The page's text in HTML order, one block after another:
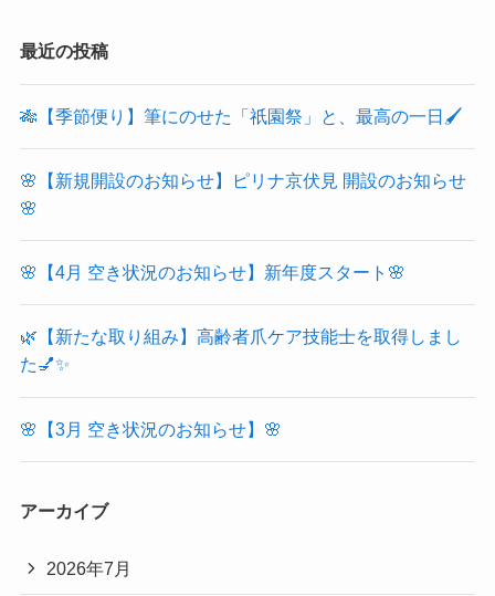
最近の投稿
🎋【季節便り】筆にのせた「祇園祭」と、最高の一日🖌️
🌸【新規開設のお知らせ】ピリナ京伏見 開設のお知らせ
🌸
🌸【4月 空き状況のお知らせ】新年度スタート🌸
🌿【新たな取り組み】高齢者爪ケア技能士を取得しまし
た💅✨
🌸【3月 空き状況のお知らせ】🌸
アーカイブ
2026年7月